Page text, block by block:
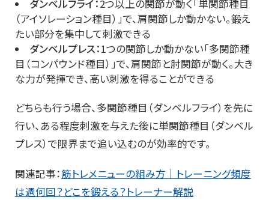
ダンベルフライ：2つ以上の関節が動く「単関節種目
（アイソレーション種目）」で、肩関節しか動かない。鍛え
たい部分を集中して刺激できる
ダンベルプレス：1つの関節しか動かない「多関節種
目（コンパウンド種目）」で、肩関節と肘関節が動く。大き
な力が発揮でき、高い刺激を得ることができる
どちらも行う場合、多関節種目（ダンベルフライ）を先に
行い、ある程度刺激を与えた後に単関節種目（ダンベル
プレス）で限界まで追い込むのが効率的です。
関連記事：筋トレメニューの組み方｜トレーニング頻度
は週何回？どこを鍛える？トレーナー解説